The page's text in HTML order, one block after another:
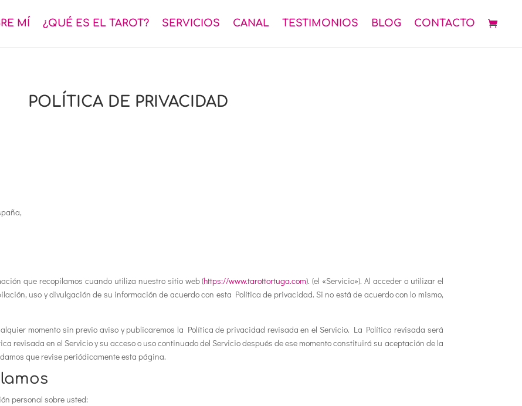
MÍ ¿QUÉ ES EL TAROT? SERVICIOS CANAL TESTIMONIOS BLOG CONTACTO
POLÍTICA DE PRIVACIDAD
que recopilamos cuando utiliza nuestro sitio web (https://www.tarottortuga.com). (el «Servicio»). Al acceder o utilizar el
uso y divulgación de su información de acuerdo con esta Política de privacidad. Si no está de acuerdo con lo mismo,
momento sin previo aviso y publicaremos la Política de privacidad revisada en el Servicio. La Política revisada será
revisada en el Servicio y su acceso o uso continuado del Servicio después de ese momento constituirá su aceptación de la
que revise periódicamente esta página.
personal sobre usted: